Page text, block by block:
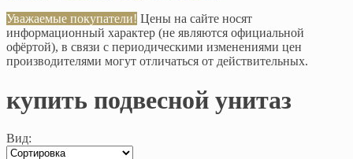
Уважаемые покупатели! Цены на сайте носят
информационный характер (не являются официальной
офёртой), в связи с периодическими изменениями цен
производителями могут отличаться от действительных.
купить подвесной унитаз
Вид: